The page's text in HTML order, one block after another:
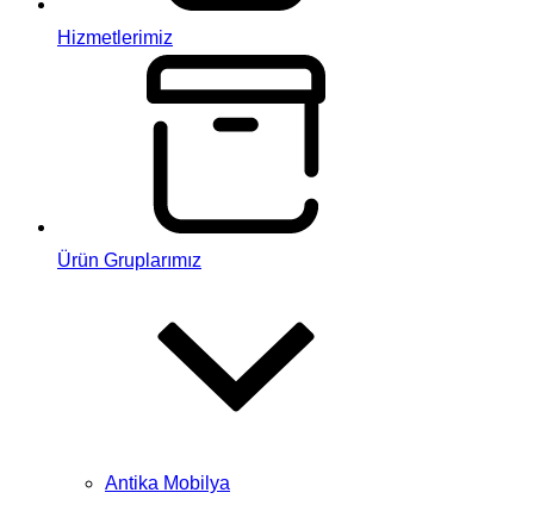
Hizmetlerimiz
Ürün Gruplarımız
Antika Mobilya